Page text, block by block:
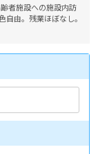
者施設への施設内訪
由。残業ほぼなし。